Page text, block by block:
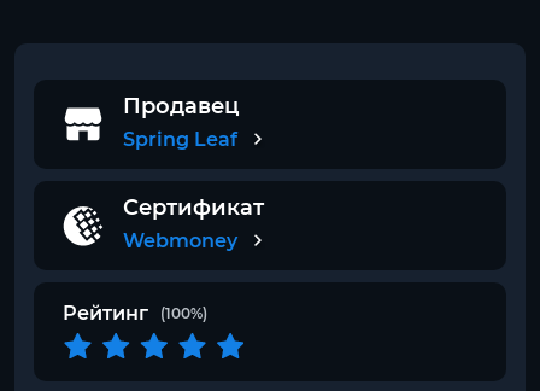
Продавец
Spring Leaf
Сертификат
Webmoney
Рейтинг (100%)